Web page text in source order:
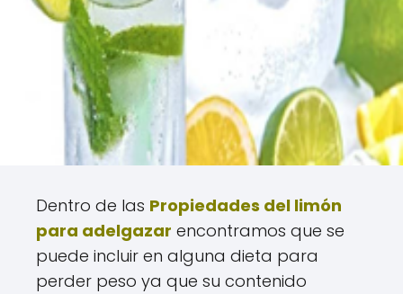
Dentro de las Propiedades del limón
para adelgazar encontramos que se
puede incluir en alguna dieta para
perder peso ya que su contenido